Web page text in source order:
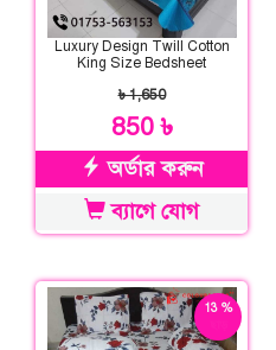
Luxury Design Twill Cotton
King Size Bedsheet
৳ 1,650
850 ৳
অর্ডার করুন
ব্যাগে যোগ
13 %